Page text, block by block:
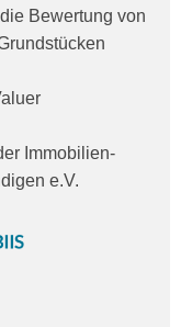
Bewertung von
Immobilien-
e.V.